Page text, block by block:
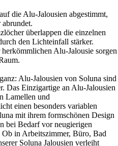
die Alu-Jalousien abgestimmt,
überlappen die einzelnen
den Lichteinfall stärker.
Alu-Jalousie sorgen
Alu-Jalousien von Soluna sind
Das Einzigartige an Alu-Jalousien
Lamellen und
einen besonders variablen
mit ihrem formschönen Design
bei Bedarf vor neugierigen
in Arbeitszimmer, Büro, Bad
Soluna Jalousien verleiht